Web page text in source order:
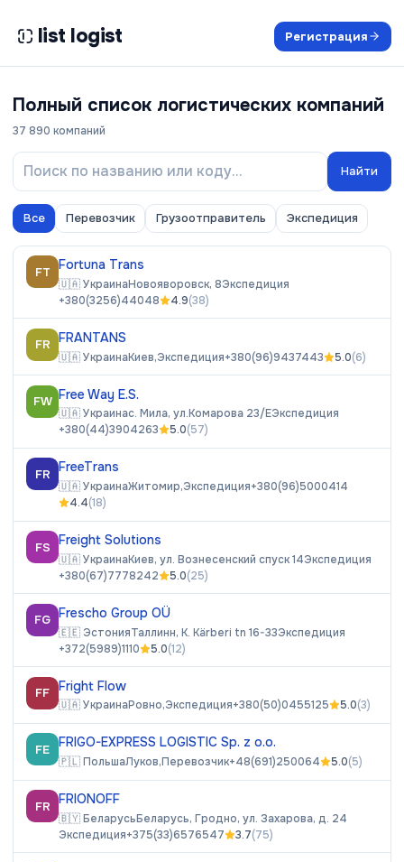
list logist Регистрация
Полный список логистических компаний
37 890 компаний
Найти
Все Перевозчик Грузоотправитель Экспедиция
FT Fortuna Trans
🇺🇦УкраинаНовояворовск, 8Экспедиция
+380(3256)44048
4.9(38)
FR FRANTANS
🇺🇦УкраинаКиев,Экспедиция+380(96)9437443 5.0(6)
FW Free Way E.S.
🇺🇦Украинас. Мила, ул.Комарова 23/ЕЭкспедиция
+380(44)3904263
5.0(57)
FR FreeTrans
🇺🇦УкраинаЖитомир,Экспедиция+380(96)5000414
4.4(18)
FS Freight Solutions
🇺🇦УкраинаКиев, ул. Вознесенский спуск 14Экспедиция
+380(67)7778242
5.0(25)
FG Frescho Group OÜ
🇪🇪 ЭстонияТаллинн, K. Kärberi tn 16-33Экспедиция
+372(5989)1110
5.0(12)
FF Fright Flow
🇺🇦УкраинаРовно,Экспедиция+380(50)0455125 5.0(3)
FE FRIGO-EXPRESS LOGISTIC Sp. z o.o.
🇵🇱ПольшаЛуков,Перевозчик+48(691)250064 5.0(5)
FR FRIONOFF
🇧🇾БеларусьБеларусь, Гродно, ул. Захарова, д. 24
Экспедиция+375(33)6576547 3.7(75)